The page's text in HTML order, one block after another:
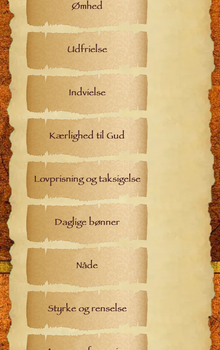
Ømhed
Udfrielse
Indvielse
Kærlighed til Gud
Lovprisning og taksigelse
Daglige bønner
Nåde
Styrke og renselse